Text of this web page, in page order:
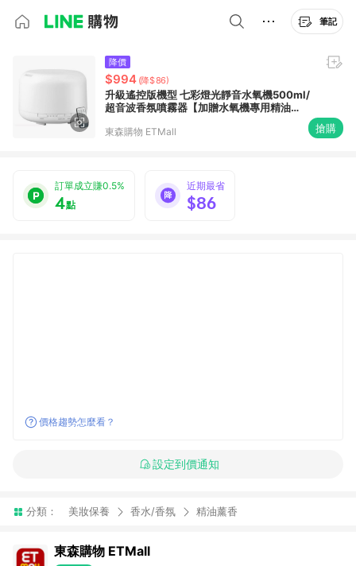
筆記
降價
$994 (降$86)
升級遙控版機型 七彩燈光靜音水氧機500ml/
超音波香氛噴霧器【加贈水氧機專用精油
東森購物 ETMall 搶購
訂單成立賺0.5%
4點
近期最省
$86
價格趨勢怎麼看？
設定到價通知
分類： 美妝保養 香水/香氛 精油薰香
東森購物 ETMall